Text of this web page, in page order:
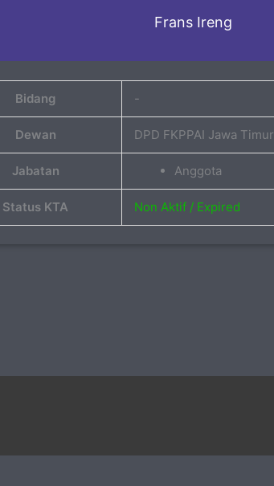
Frans Ireng
Bidang -
Dewan DPD FKPPAI Jawa Timur
Jabatan Anggota
Status KTA Non Aktif / Expired